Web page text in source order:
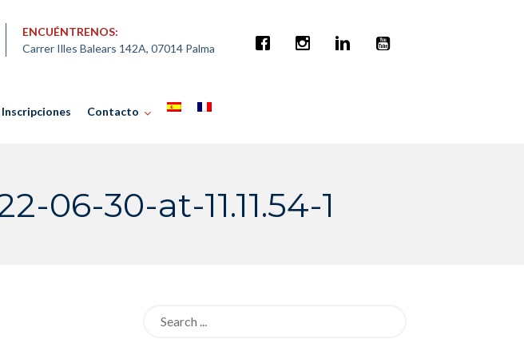
ENCUÉNTRENOS:
Carrer Illes Balears 142A, 07014 Palma
Inscripciones Contacto
06-30-at-11.11.54-1